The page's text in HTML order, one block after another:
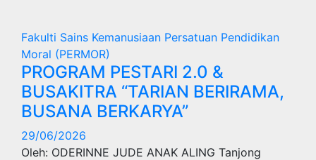
Fakulti Sains Kemanusiaan Persatuan Pendidikan
Moral (PERMOR)
PROGRAM PESTARI 2.0 &
BUSAKITRA “TARIAN BERIRAMA,
BUSANA BERKARYA”
29/06/2026
Oleh: ODERINNE JUDE ANAK ALING Tanjong